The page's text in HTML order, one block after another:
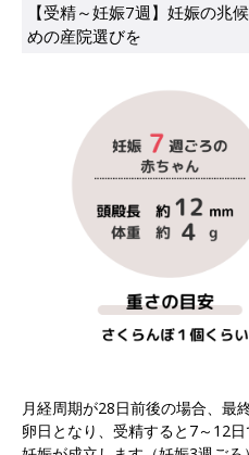
【受精～妊娠7週】妊娠の兆
めの産院選びを
月経周期が28日前後の場合、最
卵日となり、受精すると7～12日